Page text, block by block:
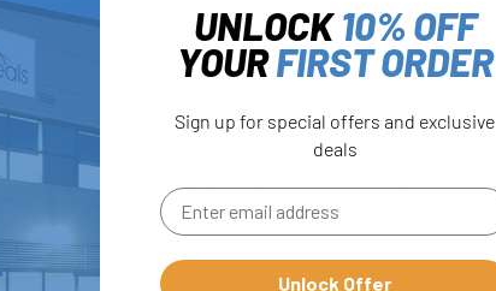
UNLOCK10% OFF
YOURFIRST ORDER
Sign up for special offers and exclusive
deals
Unlock Offer